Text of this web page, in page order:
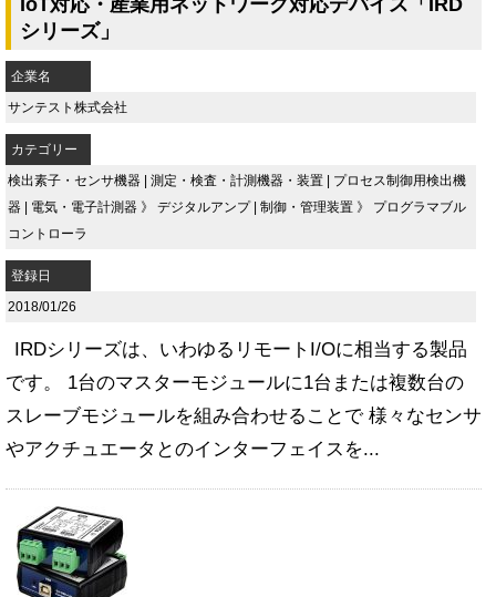
シリーズ」
企業名
サンテスト株式会社
カテゴリー
検出素子・センサ機器 | 測定・検査・計測機器・装置 | プロセス制御用検出機
器 | 電気・電子計測器 》 デジタルアンプ| 制御・管理装置 》 プログラマブル
コントローラ
登録日
2018/01/26
IRDシリーズは、いわゆるリモートI/Oに相当する製品
です。 1台のマスターモジュールに1台または複数台の
スレーブモジュールを組み合わせることで 様々なセンサ
やアクチュエータとのインターフェイスを...